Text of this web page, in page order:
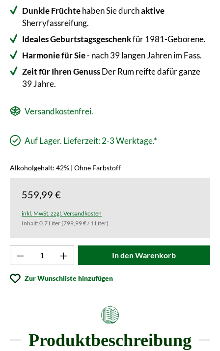
Dunkle Früchtehaben Sie durchaktive
Sherryfassreifung.
Ideales Geburtstagsgeschenkfür 1981-Geborene.
Harmonie für Sie- nach 39 langen Jahren im Fass.
Zeit für Ihren GenussDer Rum reifte dafür ganze
39 Jahre.
Versandkostenfrei.
Auf Lager. Lieferzeit: 2-3 Werktage.*
Alkoholgehalt: 42% | Ohne Farbstoff
559,99 €
inkl. MwSt. zzgl. Versandkosten
Inhalt: 0.7 Liter(799,99 € / 1 Liter)
Produkt Anzahl: Gib den gewünschten
In den Warenkorb
Zur Wunschliste hinzufügen
Produktbeschreibung